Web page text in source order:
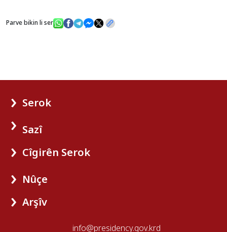
Parve bikin li ser
Serok
Sazî
Cîgirên Serok
Nûçe
Arşîv
info@presidency.gov.krd